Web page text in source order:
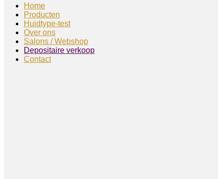
Home
Producten
Huidtype-test
Over ons
Salons / Webshop
Depositaire verkoop
Contact